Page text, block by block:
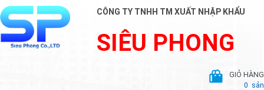
CÔNG TY TNHH TM XUẤT NHẬP KHẨU
SIÊU PHONG
GIỎ HÀNG
0 sản